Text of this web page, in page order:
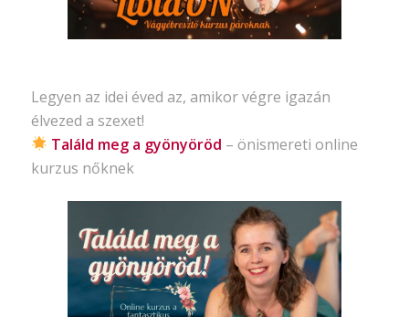
Legyen az idei éved az, amikor végre igazán
élvezed a szexet!
Találd meg a gyönyöröd – önismereti online
kurzus nőknek